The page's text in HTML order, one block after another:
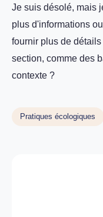
Je suis désolé, mais
plus d'informations
fournir plus de
section, comme des
contexte ?
Pratiques écologiques